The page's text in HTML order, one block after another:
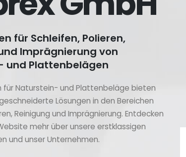
für Schleifen, Polieren,
Imprägnierung von
und Plattenbelägen
für Naturstein- und Plattenbeläge bieten
Lösungen in den Bereichen
Reinigung und Imprägnierung. Entdecken
mehr über unsere erstklassigen
und unser Unternehmen.